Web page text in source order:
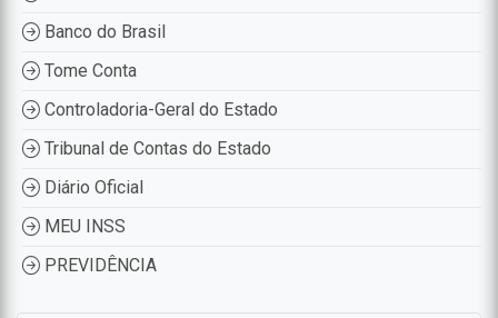
Banco do Brasil
Tome Conta
Controladoria-Geral do Estado
Tribunal de Contas do Estado
Diário Oficial
MEU INSS
PREVIDÊNCIA